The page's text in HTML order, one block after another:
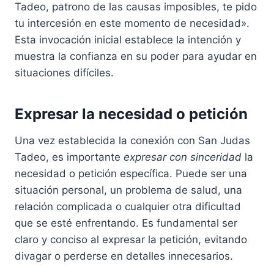
Tadeo, patrono de las causas imposibles, te pido
tu intercesión en este momento de necesidad».
Esta invocación inicial establece la intención y
muestra la confianza en su poder para ayudar en
situaciones difíciles.
Expresar la necesidad o petición
Una vez establecida la conexión con San Judas
Tadeo, es importante expresar con sinceridad la
necesidad o petición específica. Puede ser una
situación personal, un problema de salud, una
relación complicada o cualquier otra dificultad
que se esté enfrentando. Es fundamental ser
claro y conciso al expresar la petición, evitando
divagar o perderse en detalles innecesarios.